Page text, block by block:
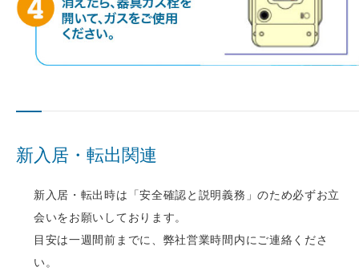
新入居・転出関連
新入居・転出時は「安全確認と説明義務」のため必ずお立
会いをお願いしております。
目安は一週間前までに、弊社営業時間内にご連絡くださ
い。